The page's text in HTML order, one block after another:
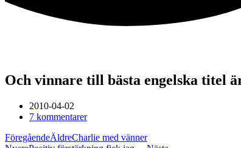
Och vinnare till bästa engelska titel
2010-04-02
7 kommentarer
FöregåendeÄldreCharlie med vänner